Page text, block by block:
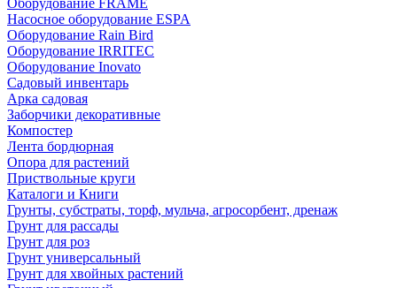
Оборудование FRAME
Насосное оборудование ESPA
Оборудование Rain Bird
Оборудование IRRITEC
Оборудование Inovato
Садовый инвентарь
Арка садовая
Заборчики декоративные
Компостер
Лента бордюрная
Опора для растений
Приствольные круги
Каталоги и Книги
Грунты, субстраты, торф, мульча, агросорбент, дренаж
Грунт для рассады
Грунт для роз
Грунт универсальный
Грунт для хвойных растений